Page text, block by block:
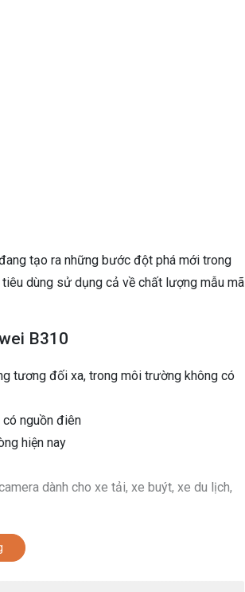
tạo ra những bước đột phá mới trong
dùng sử dụng cả về chất lượng mẫu mã
B310
tương đối xa, trong môi trường không có
nguồn điên
hiện nay
dành cho xe tải, xe buýt, xe du lịch,